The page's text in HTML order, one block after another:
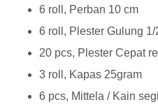
6 roll, Perban 10 cm
6 roll, Plester Gulung 1/
20 pcs, Plester Cepat
3 roll, Kapas 25gram
6 pcs, Mittela / Kain